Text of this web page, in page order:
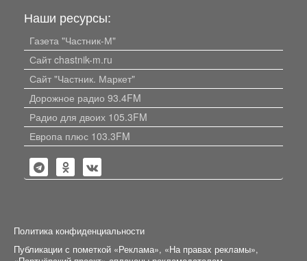
Наши ресурсы:
Газета "Частник-М"
Сайт chastnik-m.ru
Сайт "Частник. Маркет"
Дорожное радио 93.4FM
Радио для двоих 105.3FM
Европа плюс 103.3FM
Политика конфиденциальности
Публикации с пометкой «Реклама», «На правах рекламы»,